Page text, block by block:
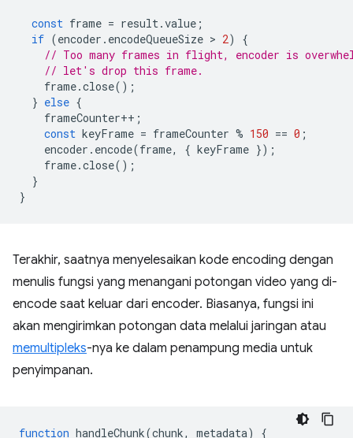
const frame = result .value ;
if (encoder . encodeQueueSize > 2)
{
// Too many frames in flight, encoder is
// let's drop this frame.
frame.close();
} else {
frameCounter++ ;
const keyFrame = frameCounter % 150 == 0 ;
encoder . encode(frame, { keyFrame });
frame.close();
}
}
Terakhir, saatnya menyelesaikan kode encoding dengan
menulis fungsi yang menangani potongan video yang di-
encode saat keluar dari encoder. Biasanya, fungsi ini
akan mengirimkan potongan data melalui jaringan atau
memultipleks-nya ke dalam penampung media untuk
penyimpanan.
function handleChunk(chunk, metadata) {